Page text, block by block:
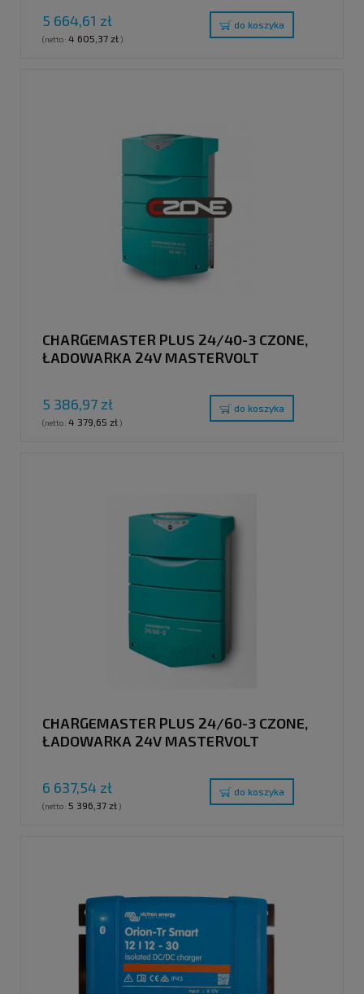
5 664,61 zł
(netto: 4 605,37 zł)
do koszyka
CHARGEMASTER PLUS 24/40-3 CZONE,
ŁADOWARKA 24V MASTERVOLT
5 386,97 zł
(netto: 4 379,65 zł)
do koszyka
CHARGEMASTER PLUS 24/60-3 CZONE,
ŁADOWARKA 24V MASTERVOLT
6 637,54 zł
(netto: 5 396,37 zł)
do koszyka